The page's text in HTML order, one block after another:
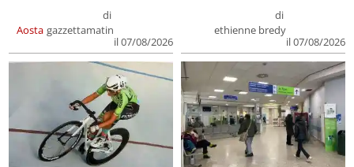
Aosta
di
gazzettamatin
il 07/08/2026
di
ethienne bredy
il 07/08/2026